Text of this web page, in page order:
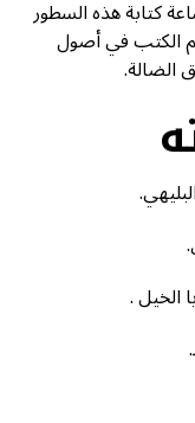
كتابة هذه السطور
الكتب في أصول
الضالة.